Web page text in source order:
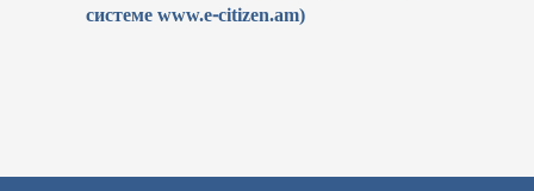
системе www.e-citizen.am)